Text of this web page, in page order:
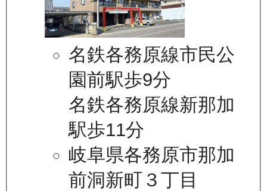
名鉄各務原線市民公
園前駅歩9分
名鉄各務原線新那加
駅歩11分
岐阜県各務原市那加
前洞新町３丁目